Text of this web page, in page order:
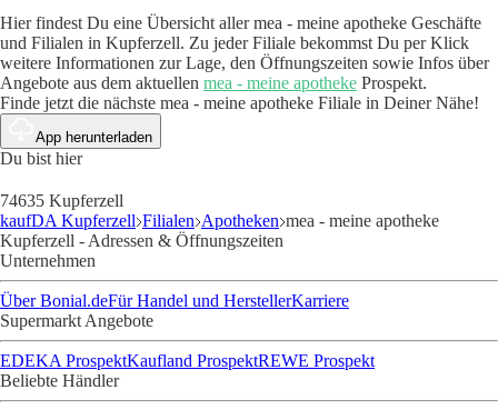
Hier findest Du eine Übersicht aller mea - meine apotheke Geschäfte
und Filialen in Kupferzell. Zu jeder Filiale bekommst Du per Klick
weitere Informationen zur Lage, den Öffnungszeiten sowie Infos über
Angebote aus dem aktuellen mea - meine apotheke Prospekt.
Finde jetzt die nächste mea - meine apotheke Filiale in Deiner Nähe!
App herunterladen
Du bist hier
74635 Kupferzell
kaufDA Kupferzell Filialen Apotheken mea - meine apotheke
Kupferzell - Adressen & Öffnungszeiten
Unternehmen
Über Bonial.deFür Handel und HerstellerKarriere
Supermarkt Angebote
EDEKA ProspektKaufland ProspektREWE Prospekt
Beliebte Händler